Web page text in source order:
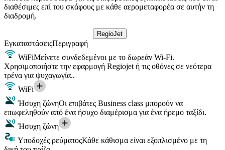
διαθέσιμες επί του σκάφους με κάθε αερομεταφορέα σε αυτήν τη
διαδρομή.
RegioJet
ΕγκαταστάσειςΠεριγραφή
WiFiΜείνετε συνδεδεμένοι με το δωρεάν Wi-Fi.
Χρησιμοποιήστε την εφαρμογή Regiojet ή τις οθόνες σε νεότερα
τρένα για ψυχαγωγία..
WiFi
Ήσυχη ζώνηΟι επιβάτες Business class μπορούν να
επωφεληθούν από ένα ήσυχο διαμέρισμα για ένα ήρεμο ταξίδι.
Ήσυχη ζώνη
Υποδοχές ρεύματοςΚάθε κάθισμα είναι εξοπλισμένο με τη